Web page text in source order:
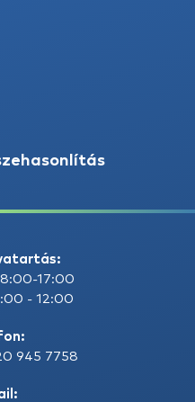
8:00-17:00
- 12:00
945 7758